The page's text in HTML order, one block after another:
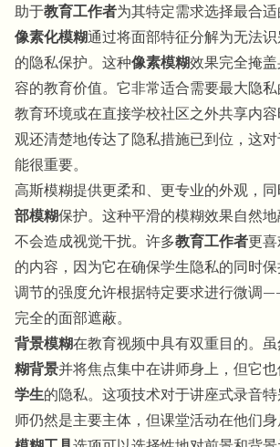
助于教育工作者为其特定需求选择最合适
像素化模糊通过将面部特征分解为无法
的隐私保护。这种像素模糊效果完全掩
容的教育价值。它非常适合需要最大隐
教育环境或在直接学校社区之外共享内
观还清楚地传达了隐私措施已到位，这
能很重要。
高斯模糊提供更柔和、更专业的外观，
部模糊保护。这种平滑的模糊效果自然
不会造成视觉干扰。许多教育工作者更
的内容，因为它在确保学生隐私的同时
调节的强度允许根据特定要求进行微调
完全的面部遮蔽。
背景模糊在教育视频中具有双重目的。
糊背景并将焦点集中在讲师身上，但它
学生的隐私。这项技术对于讲座式录音
师仍然是主要主体，但课堂活动在他们